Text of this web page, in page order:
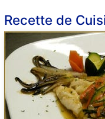
Recette de